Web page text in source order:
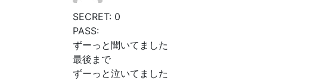
SECRET: 0
PASS:
ずーっと聞いてました
最後まで
ずーっと泣いてました